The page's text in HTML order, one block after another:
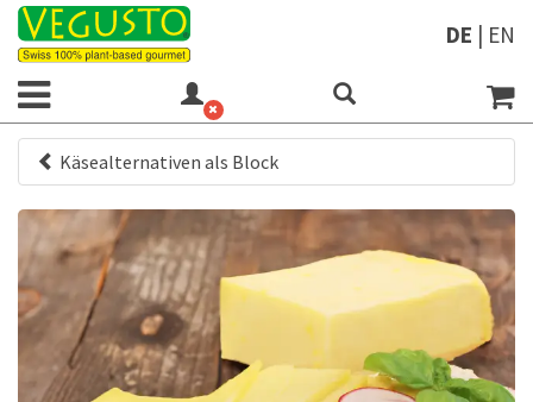
DE | EN
Käsealternativen als Block